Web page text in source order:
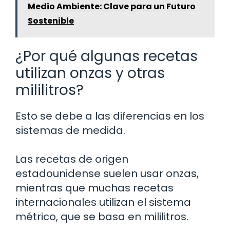
Medio Ambiente: Clave para un Futuro
Sostenible
¿Por qué algunas recetas
utilizan onzas y otras
mililitros?
Esto se debe a las diferencias en los
sistemas de medida.
Las recetas de origen
estadounidense suelen usar onzas,
mientras que muchas recetas
internacionales utilizan el sistema
métrico, que se basa en mililitros.